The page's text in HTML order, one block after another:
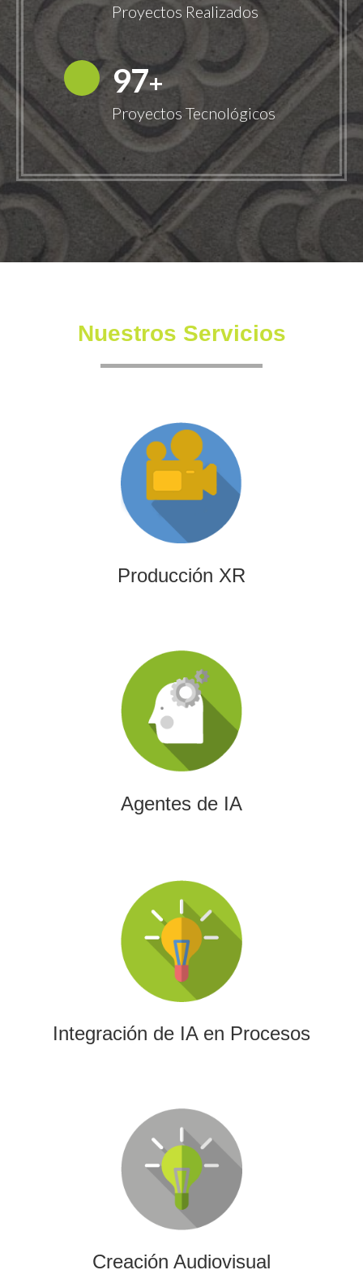
Proyectos Realizados
100+
Proyectos Tecnológicos
Nuestros Servicios
Producción XR
Producción XR
Somos una productora independiente con un equipo
altamente experimentado también en la creación de
producciones inmersivas y de XR.
Agentes de IA
Agentes de IA
Diseñamos agentes de inteligencia artificial capaces de
automatizar procesos, optimizar decisiones y transformar
la eficiencia empresarial.
Integración de IA en Procesos
Integración de IA en Procesos
La IA permitirá a su empresa aprovechar el poder de los
algoritmos y las herramientas más avanzadas para el
análisis de datos y la creación de contenidos.
Creación Audiovisual
Creación Audiovisual
Ofrecemos soluciones creativas, de producción y edición
para cualquier tipo de contenido audiovisual: vídeos
promocionales, spots o cobertura audiovisual de eventos.